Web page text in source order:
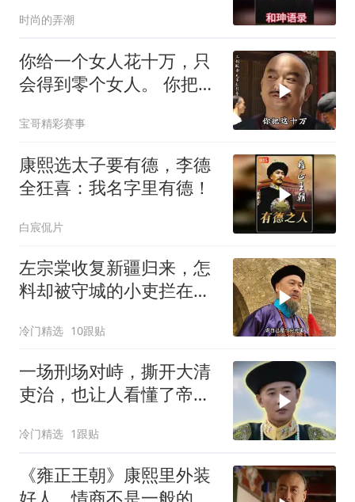
时尚的弄潮
你给一个女人花十万，只
会得到零个女人。 你把这
宝哥精彩赛事
康熙选太子要有德，李德
全狂喜：我名字里有德！
白宸侃片
左宗棠收复新疆归来，怎
料却被守城的小吏拦在城
冷门精选 10跟贴
一场刑场对峙，撕开大清
吏治，也让人看懂了帝王
冷门精选 1跟贴
《雍正王朝》康熙里外装